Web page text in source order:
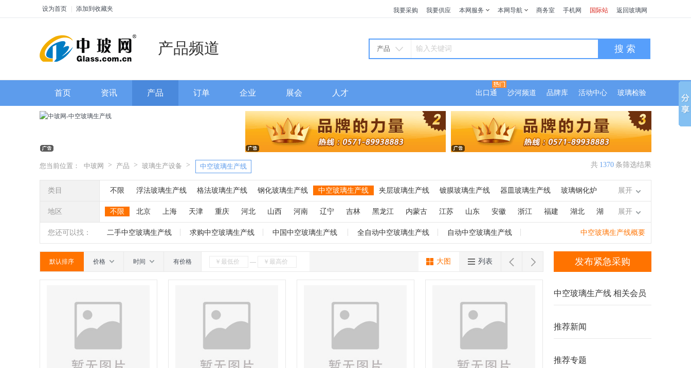
设为首页 添加到收藏夹 我要采购 我要供应 本网服务 本网导航 商务室 手机网 国际站 返回玻璃网
产品频道 产品 搜 索
首页 资讯 产品 订单 企业 展会 人才 出口通 沙河频道 品牌库 活动中心 玻璃检验
您当前位置： 中玻网 > 产品 > 玻璃生产设备 > 中空玻璃生产线 共 1370 条筛选结果
类目 不限 浮法玻璃生产线 格法玻璃生产线 钢化玻璃生产线 中空玻璃生产线 夹层玻璃生产线 镀膜玻璃生产线 器皿玻璃生产线 玻璃钢化炉
热熔炉 热弯炉 烤花炉 玻璃退火炉 玻璃窑炉 高压釜 玻璃磨边机 玻璃切割机 玻璃清洗机 干燥机 玻璃喷砂机 玻璃刻花机 抛光
机 玻璃钻孔机 折弯机 成型机 制瓶机 丝网印刷机 充气设备 陶瓷焊补 玻璃机械 热压机 钻孔套料机 分子筛灌装机 混合机 辊压
刻绘机 磨砂
玻璃打孔机 玻璃丝印
展开
地区 不限 北京 上海 天津 重庆 河北 山西 河南 辽宁 吉林 黑龙江 内蒙古 江苏 山东 安徽 浙江 福建 湖北 湖
南 广东 广西 江西 四川 海南 云南 西藏 陕西 甘肃 青海 宁夏 新疆 台湾 香港
展开
您还可以找： 二手中空玻璃生产线 求购中空玻璃生产线 中国中空玻璃生产线 全自动中空玻璃生产线 自动中空玻璃生产线 中空玻璃生产线概要
默认排序 价格 时间 有价格 —  
大图 列表 发布紧急采购
中空玻璃生产线 相关会员
推荐新闻
推荐专题